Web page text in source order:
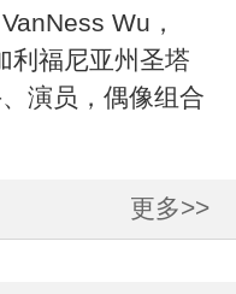
Wu，
利福尼亚州圣塔
演员，偶像组合
更多>>